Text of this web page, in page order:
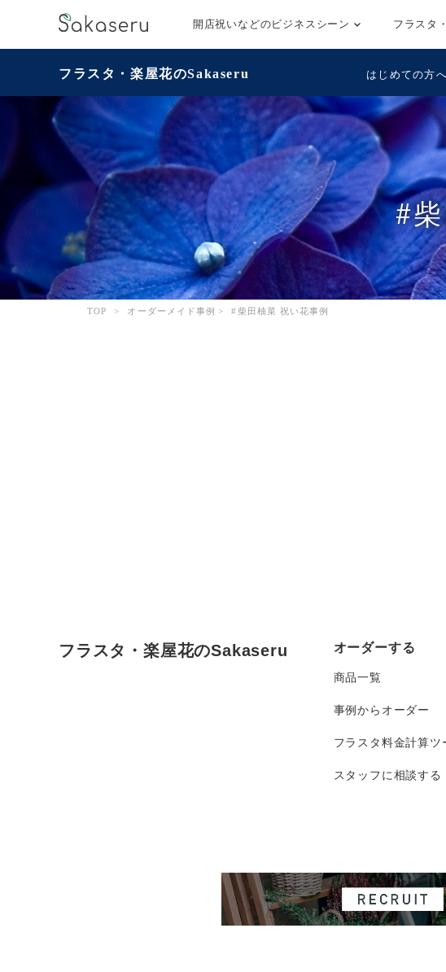
開店祝いなどのビジネスシーン フラスタ
フラスタ・楽屋花のSakaseru はじめての方へ
#
TOP > オーダーメイド事例 > #柴田柚菜 祝い花事例
フラスタ・楽屋花のSakaseru オーダーする
商品一覧
事例からオーダー
フラスタ料金計算ツ
スタッフに相談する